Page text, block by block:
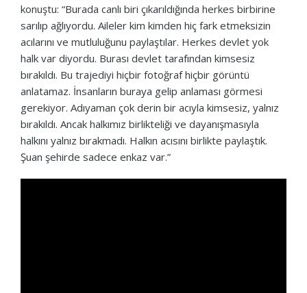
konuştu: “Burada canlı biri çıkarıldığında herkes birbirine
sarılıp ağlıyordu. Aileler kim kimden hiç fark etmeksizin
acılarını ve mutluluğunu paylaştılar. Herkes devlet yok
halk var diyordu. Burası devlet tarafından kimsesiz
bırakıldı. Bu trajediyi hiçbir fotoğraf hiçbir görüntü
anlatamaz. İnsanların buraya gelip anlaması görmesi
gerekiyor. Adıyaman çok derin bir acıyla kimsesiz, yalnız
bırakıldı. Ancak halkımız birlikteliği ve dayanışmasıyla
halkını yalnız bırakmadı. Halkın acısını birlikte paylaştık.
Şuan şehirde sadece enkaz var.”